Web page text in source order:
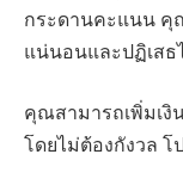
กระดานคะแนน คุ
แน่นอนและปฏิเสธ
คุณสามารถเพิ่มเงิ
โดยไม่ต้องกังวล โ